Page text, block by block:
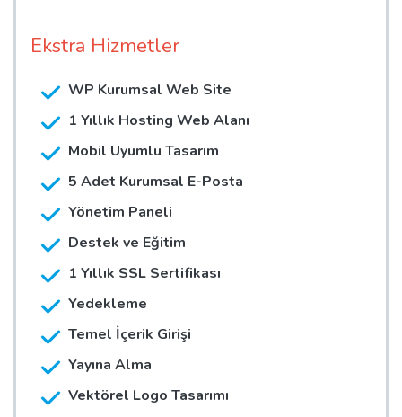
Ekstra Hizmetler
WP Kurumsal Web Site
1 Yıllık Hosting Web Alanı
Mobil Uyumlu Tasarım
5 Adet Kurumsal E-Posta
Yönetim Paneli
Destek ve Eğitim
1 Yıllık SSL Sertifikası
Yedekleme
Temel İçerik Girişi
Yayına Alma
Vektörel Logo Tasarımı